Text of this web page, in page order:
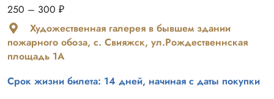
250 – 300 ₽
Художественная галерея в бывшем здании
пожарного обоза, с. Свияжск, ул.Рождественнская
площадь 1А
Срок жизни билета: 14 дней, начиная с даты покупки